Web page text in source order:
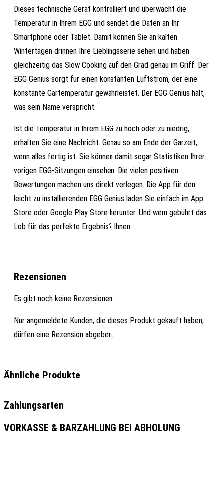
Dieses technische Gerät kontrolliert und überwacht die
Temperatur in Ihrem EGG und sendet die Daten an Ihr
Smartphone oder Tablet. Damit können Sie an kalten
Wintertagen drinnen Ihre Lieblingsserie sehen und haben
gleichzeitig das Slow Cooking auf den Grad genau im Griff. Der
EGG Genius sorgt für einen konstanten Luftstrom, der eine
konstante Gartemperatur gewährleistet. Der EGG Genius hält,
was sein Name verspricht.
Ist die Temperatur in Ihrem EGG zu hoch oder zu niedrig,
erhalten Sie eine Nachricht. Genau so am Ende der Garzeit,
wenn alles fertig ist. Sie können damit sogar Statistiken Ihrer
vorigen EGG-Sitzungen einsehen. Die vielen positiven
Bewertungen machen uns direkt verlegen. Die App für den
leicht zu installierenden EGG Genius laden Sie einfach im App
Store oder Google Play Store herunter. Und wem gebührt das
Lob für das perfekte Ergebnis? Ihnen.
Rezensionen
Es gibt noch keine Rezensionen.
Nur angemeldete Kunden, die dieses Produkt gekauft haben,
dürfen eine Rezension abgeben.
Ähnliche Produkte
Zahlungsarten
VORKASSE & BARZAHLUNG BEI ABHOLUNG